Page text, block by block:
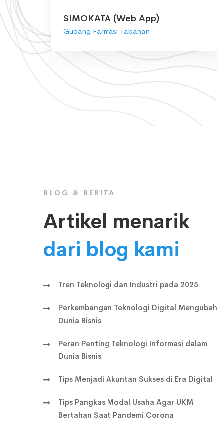
SIMOKATA (Web App)
Gudang Farmasi Tabanan
BLOG & BERITA
Artikel menarik
dari blog kami
Tren Teknologi dan Industri pada 2025
Perkembangan Teknologi Digital Mengubah
Dunia Bisnis
Peran Penting Teknologi Informasi dalam
Dunia Bisnis
Tips Menjadi Akuntan Sukses di Era Digital
Tips Pangkas Modal Usaha Agar UKM
Bertahan Saat Pandemi Corona